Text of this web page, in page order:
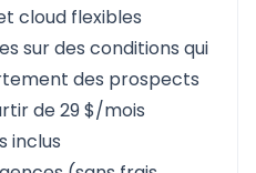
cloud flexibles
sur des conditions qui
des prospects
de 29 $/mois
inclus